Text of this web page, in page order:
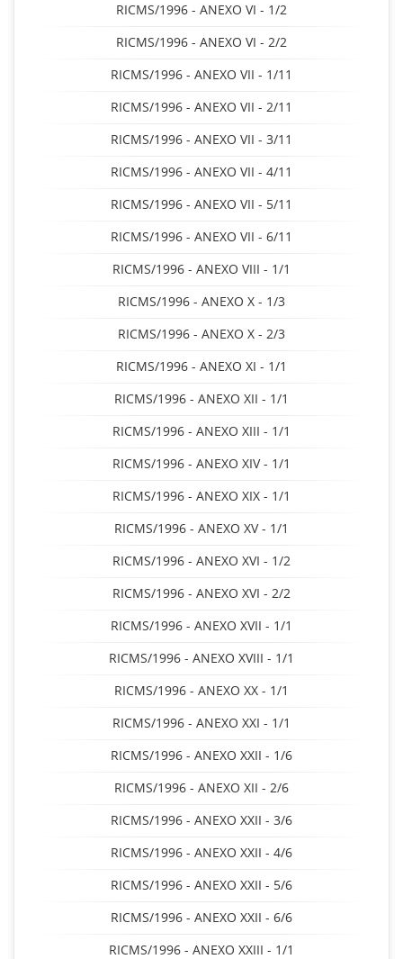
RICMS/1996 - ANEXO VI - 1/2
RICMS/1996 - ANEXO VI - 2/2
RICMS/1996 - ANEXO VII - 1/11
RICMS/1996 - ANEXO VII - 2/11
RICMS/1996 - ANEXO VII - 3/11
RICMS/1996 - ANEXO VII - 4/11
RICMS/1996 - ANEXO VII - 5/11
RICMS/1996 - ANEXO VII - 6/11
RICMS/1996 - ANEXO VIII - 1/1
RICMS/1996 - ANEXO X - 1/3
RICMS/1996 - ANEXO X - 2/3
RICMS/1996 - ANEXO XI - 1/1
RICMS/1996 - ANEXO XII - 1/1
RICMS/1996 - ANEXO XIII - 1/1
RICMS/1996 - ANEXO XIV - 1/1
RICMS/1996 - ANEXO XIX - 1/1
RICMS/1996 - ANEXO XV - 1/1
RICMS/1996 - ANEXO XVI - 1/2
RICMS/1996 - ANEXO XVI - 2/2
RICMS/1996 - ANEXO XVII - 1/1
RICMS/1996 - ANEXO XVIII - 1/1
RICMS/1996 - ANEXO XX - 1/1
RICMS/1996 - ANEXO XXI - 1/1
RICMS/1996 - ANEXO XXII - 1/6
RICMS/1996 - ANEXO XII - 2/6
RICMS/1996 - ANEXO XXII - 3/6
RICMS/1996 - ANEXO XXII - 4/6
RICMS/1996 - ANEXO XXII - 5/6
RICMS/1996 - ANEXO XXII - 6/6
RICMS/1996 - ANEXO XXIII - 1/1